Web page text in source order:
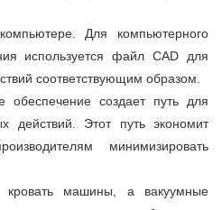
Для компьютерного
используется файл CAD для
соответствующим образом.
обеспечение создает путь для
действий. Этот путь экономит
минимизировать
машины, а вакуумные